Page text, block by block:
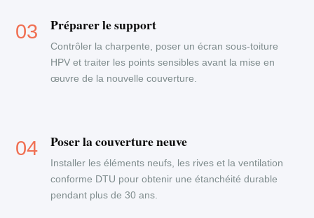
Préparer le support
Contrôler la charpente, poser un écran sous-toiture
HPV et traiter les points sensibles avant la mise en
œuvre de la nouvelle couverture.
Poser la couverture neuve
Installer les éléments neufs, les rives et la ventilation
conforme DTU pour obtenir une étanchéité durable
pendant plus de 30 ans.